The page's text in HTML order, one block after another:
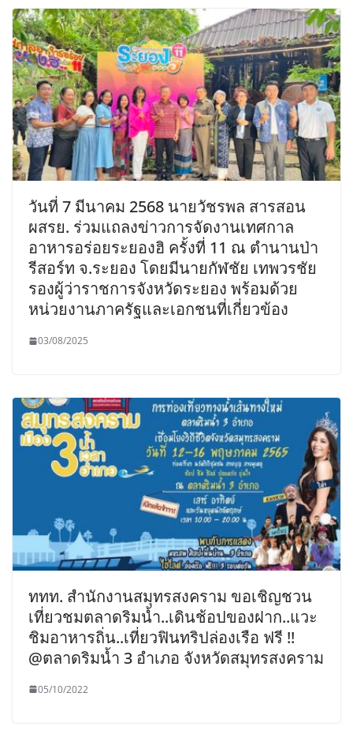
วันที่ 7 มีนาคม 2568 นายวัชรพล สารสอน
ผสรย. ร่วมแถลงข่าวการจัดงานเทศกาล
อาหารอร่อยระยองฮิ ครั้งที่ 11 ณ ตำนานป่า
รีสอร์ท จ.ระยอง โดยมีนายกัฬชัย เทพวรชัย
รองผู้ว่าราชการจังหวัดระยอง พร้อมด้วย
หน่วยงานภาครัฐและเอกชนที่เกี่ยวข้อง
03/08/2025
ททท. สำนักงานสมุทรสงคราม ขอเชิญชวน
เที่ยวชมตลาดริมน้ำ..เดินช้อปของฝาก..แวะ
ชิมอาหารถิ่น..เที่ยวฟินทริปล่องเรือ ฟรี !!
@ตลาดริมน้ำ 3 อำเภอ จังหวัดสมุทรสงคราม
05/10/2022